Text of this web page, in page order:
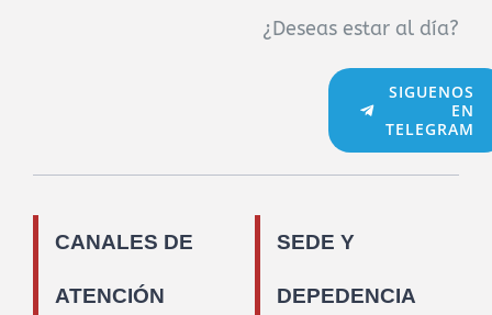
¿Deseas estar al día?
SIGUENOS
EN
TELEGRAM
CANALES DE
ATENCIÓN
SEDE Y
DEPEDENCIA